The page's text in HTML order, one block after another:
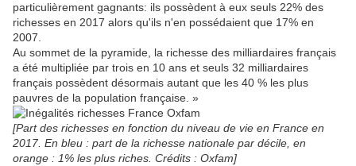
particulièrement gagnants: ils possèdent à eux seuls 22% des
richesses en 2017 alors qu'ils n'en possédaient que 17% en
2007.
Au sommet de la pyramide, la richesse des milliardaires français
a été multipliée par trois en 10 ans et seuls 32 milliardaires
français possèdent désormais autant que les 40 % les plus
pauvres de la population française. »
[Part des richesses en fonction du niveau de vie en France en
2017. En bleu : part de la richesse nationale par décile, en
orange : 1% les plus riches. Crédits : Oxfam]